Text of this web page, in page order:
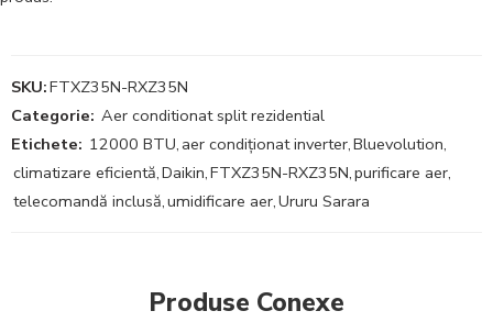
SKU:FTXZ35N-RXZ35N
Categorie: Aer conditionat split rezidential
Etichete: 12000 BTU, aer condiționat inverter,Bluevolution,
climatizare eficientă,Daikin,FTXZ35N-RXZ35N,purificare aer,
telecomandă inclusă,umidificare aer,Ururu Sarara
Produse Conexe